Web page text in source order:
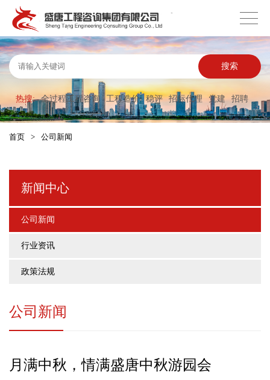
搜索
热搜: 全过程工程咨询 工程造价 稳评 招标代理 党建 招聘
首页 > 公司新闻
新闻中心
公司新闻
行业资讯
政策法规
公司新闻
月满中秋，情满盛唐中秋游园会